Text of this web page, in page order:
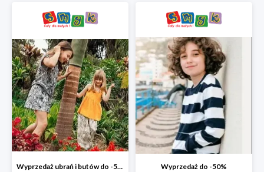
Wyprzedaż ubrań i butów do -50% Wyprzedaż do -50%